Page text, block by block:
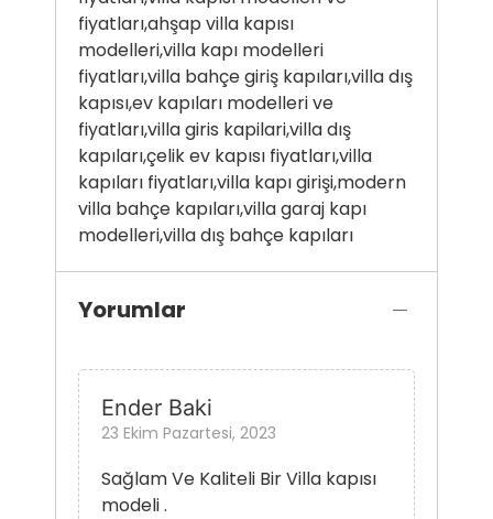
fiyatları,ahşap villa kapısı
modelleri,villa kapı modelleri
fiyatları,villa bahçe giriş kapıları,villa dış
kapısı,ev kapıları modelleri ve
fiyatları,villa giris kapilari,villa dış
kapıları,çelik ev kapısı fiyatları,villa
kapıları fiyatları,villa kapı girişi,modern
villa bahçe kapıları,villa garaj kapı
modelleri,villa dış bahçe kapıları
Yorumlar
Ender Baki
23 Ekim Pazartesi, 2023
Sağlam Ve Kaliteli Bir Villa kapısı
modeli .